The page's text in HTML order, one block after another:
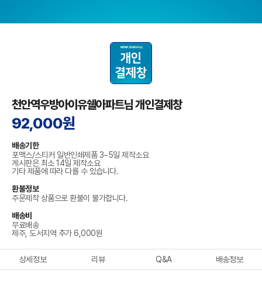
천안역우방아이유쉘아파트님 개인결제창
92,000원
배송기한
포맥스/스티커 일반인쇄제품 3~5일 제작소요
게시판은 최소 14일 제작소요
기타 제품에 따라 다를 수 있습니다.
환불정보
주문제작 상품으로 환불이 불가합니다.
배송비
무료배송
제주, 도서지역 추가 6,000원
상세정보 리뷰 Q&A 배송정보